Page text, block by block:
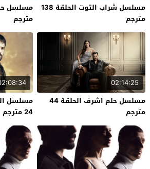
مسلسل شراب التوت الحلقة 138
مترجم
مترجم
02:14:25
مسلسل حلم اشرف الحلقة 44
مترجم
مسلسل
24 مترجم